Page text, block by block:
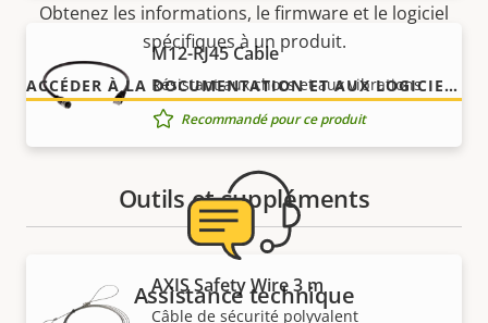
M12-RJ45 Cable
Résistant aux chocs et aux vibrations
Recommandé pour ce produit
Outils et suppléments
AXIS Safety Wire 3 m
Câble de sécurité polyvalent
Obtenez les informations, le firmware et le logiciel
spécifiques à un produit.
ACCÉDER À LA DOCUMENTATION ET AUX LOGICIELS
Assistance technique